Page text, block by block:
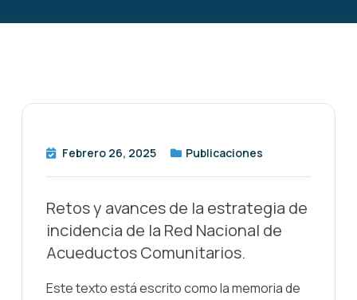
Febrero 26, 2025 Publicaciones
Retos y avances de la estrategia de
incidencia de la Red Nacional de
Acueductos Comunitarios.
Este texto está escrito como la memoria de